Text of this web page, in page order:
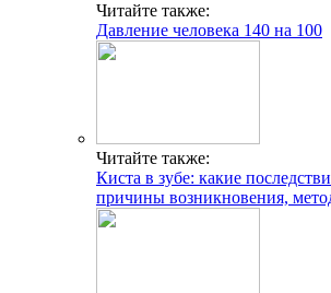
Читайте также:
Давление человека 140 на 100
Читайте также:
Киста в зубе: какие
причины возникновения,